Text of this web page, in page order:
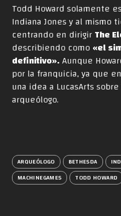
Todd Howard solamente
Indiana Jones y al mismo
centrando en dirigirThe
describiendo como«el
definitivo».Aunque
por la franquicia, ya que
una idea a LucasArts
arqueólogo.
ARQUEÓLOGO BETHESDA
MACHINEGAMES
TODD HOWARD